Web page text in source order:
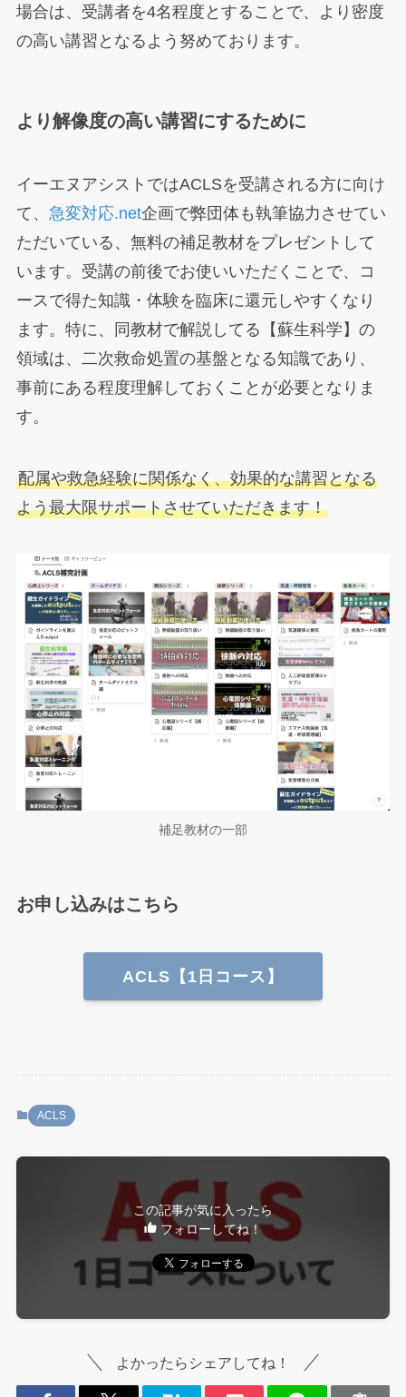
場合は、受講者を4名程度とすることで、より密度
の高い講習となるよう努めております。
より解像度の高い講習にするために
イーエヌアシストではACLSを受講される方に向け
て、 急変対応.net企画で弊団体も執筆協力させてい
ただいている、無料の補足教材をプレゼントして
います。受講の前後でお使いいただくことで、コ
ースで得た知識・体験を臨床に還元しやすくなり
ます。特に、同教材で解説してる【蘇生科学】の
領域は、二次救命処置の基盤となる知識であり、
事前にある程度理解しておくことが必要となりま
す。
配属や救急経験に関係なく、効果的な講習となる
よう最大限サポートさせていただきます！
補足教材の一部
お申し込みはこちら
ACLS【1日コース】
ACLS
この記事が気に入ったら
フォローしてね！
よかったらシェアしてね！